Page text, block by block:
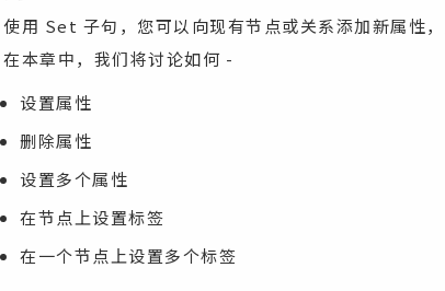
使用 Set 子句，您可以向现有节点或关系添加新属性
在本章中，我们将讨论如何 -
设置属性
删除属性
设置多个属性
在节点上设置标签
在一个节点上设置多个标签